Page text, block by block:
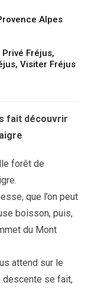
Alpes
Privé Fréjus,
, Visiter Fréjus
fait découvrir
forêt de
que l’on peut
boisson, puis,
du Mont
attend sur le
descente se fait,